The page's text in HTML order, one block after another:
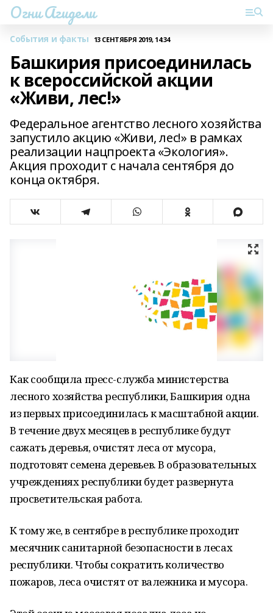
Огни Агидели
События и факты 13 СЕНТЯБРЯ 2019, 14:34
Башкирия присоединилась
к всероссийской акции
«Живи, лес!»
Федеральное агентство лесного хозяйства
запустило акцию «Живи, лес!» в рамках
реализации нацпроекта «Экология».
Акция проходит с начала сентября до
конца октября.
Как сообщила пресс-служба министерства
лесного хозяйства республики, Башкирия одна
из первых присоединилась к масштабной акции.
В течение двух месяцев в республике будут
сажать деревья, очистят леса от мусора,
подготовят семена деревьев. В образовательных
учреждениях республики будет развернута
просветительская работа.
К тому же, в сентябре в республике проходит
месячник санитарной безопасности в лесах
республики. Чтобы сократить количество
пожаров, леса очистят от валежника и мусора.